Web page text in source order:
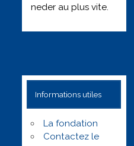
neder au plus vite.
Informations utiles
La fondation
Contactez le